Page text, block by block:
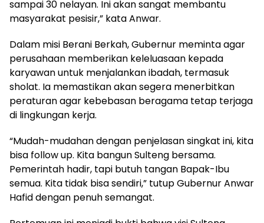
sampai 30 nelayan. Ini akan sangat membantu
masyarakat pesisir,” kata Anwar.
Dalam misi Berani Berkah, Gubernur meminta agar
perusahaan memberikan keleluasaan kepada
karyawan untuk menjalankan ibadah, termasuk
sholat. Ia memastikan akan segera menerbitkan
peraturan agar kebebasan beragama tetap terjaga
di lingkungan kerja.
“Mudah-mudahan dengan penjelasan singkat ini, kita
bisa follow up. Kita bangun Sulteng bersama.
Pemerintah hadir, tapi butuh tangan Bapak-Ibu
semua. Kita tidak bisa sendiri,” tutup Gubernur Anwar
Hafid dengan penuh semangat.